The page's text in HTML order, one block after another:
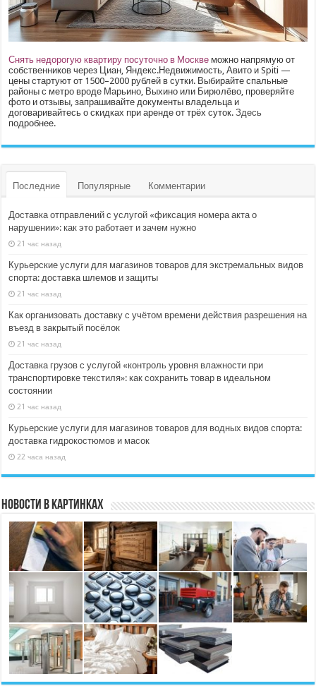
Снять недорогую квартиру посуточно в Москве можно напрямую от
собственников через Циан, Яндекс.Недвижимость, Авито и Spiti —
цены стартуют от 1500–2000 рублей в сутки. Выбирайте спальные
районы с метро вроде Марьино, Выхино или Бирюлёво, проверяйте
фото и отзывы, запрашивайте документы владельца и
договаривайтесь о скидках при аренде от трёх суток.Здесь
подробнее.
Последние Популярные Комментарии
Доставка отправлений с услугой «фиксация номера акта о
нарушении»: как это работает и зачем нужно
21 час назад
Курьерские услуги для магазинов товаров для экстремальных видов
спорта: доставка шлемов и защиты
21 час назад
Как организовать доставку с учётом времени действия разрешения на
въезд в закрытый посёлок
21 час назад
Доставка грузов с услугой «контроль уровня влажности при
транспортировке текстиля»: как сохранить товар в идеальном
состоянии
21 час назад
Курьерские услуги для магазинов товаров для водных видов спорта:
доставка гидрокостюмов и масок
22 часа назад
Новости в картинках